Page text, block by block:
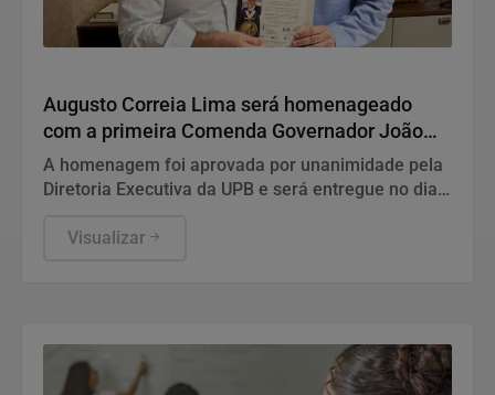
Augusto Correia Lima será homenageado
com a primeira Comenda Governador João
Durval Carneiro da UPB
A homenagem foi aprovada por unanimidade pela
Diretoria Executiva da UPB e será entregue no dia
Salvador
Visualizar